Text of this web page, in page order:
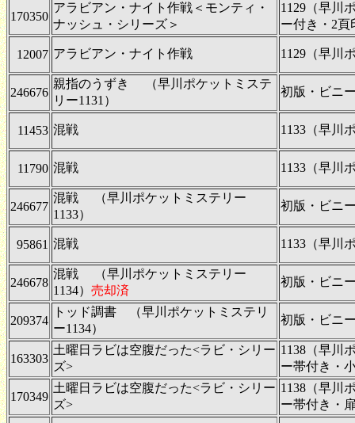
170350
アラビアン・ナイト作戦＜モンティ・
ナッシュ・シリーズ＞
1129（早川
ー付き・2頁
12007 アラビアン・ナイト作戦 1129（早川
246676
親指のうずき （早川ポケットミステ
リー1131）
初版・ビニ
11453 混戦 1133（早川
11790 混戦 1133（早川
246677
混戦 （早川ポケットミステリー
1133）
初版・ビニ
95861 混戦 1133（早川
246678
混戦 （早川ポケットミステリー
1134） 売却済
初版・ビニ
209374
トッド調書 （早川ポケットミステリ
ー1134）
初版・ビニ
163303
土曜日ラビは空腹だった<ラビ・シリー
ズ>
1138（早川
ー帯付き・
170349
土曜日ラビは空腹だった<ラビ・シリー
ズ>
1138（早川
ー帯付き・